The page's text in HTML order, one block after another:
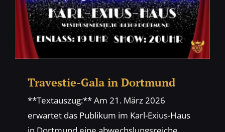
Travestie-Gala in Dortmund
**Textauszug:** Am 21. März 2026
erwartet das Publikum im Karl-Exius-Haus